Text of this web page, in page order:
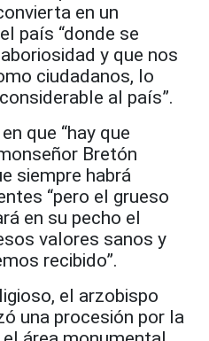
en un
país “donde se
y que nos
ciudadanos, lo
al país”.
que “hay que
Bretón
siempre habrá
“pero el grueso
en su pecho el
valores sanos y
recibido”.
el arzobispo
una procesión por la